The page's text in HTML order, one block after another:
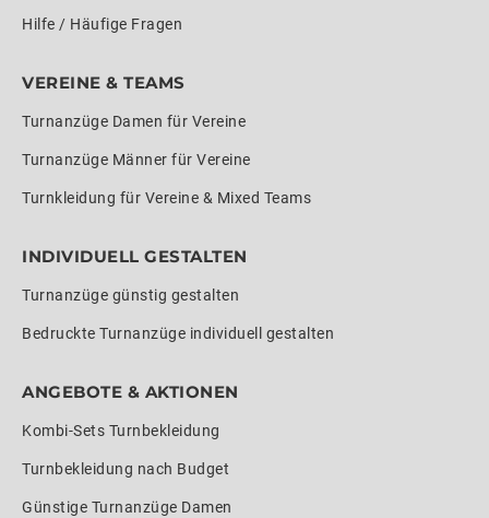
Hilfe / Häufige Fragen
VEREINE & TEAMS
Turnanzüge Damen für Vereine
Turnanzüge Männer für Vereine
Turnkleidung für Vereine & Mixed Teams
INDIVIDUELL GESTALTEN
Turnanzüge günstig gestalten
Bedruckte Turnanzüge individuell gestalten
ANGEBOTE & AKTIONEN
Kombi-Sets Turnbekleidung
Turnbekleidung nach Budget
Günstige Turnanzüge Damen